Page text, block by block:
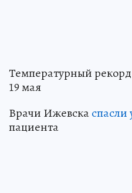
Температурный рекорд
19 мая
Врачи Ижевскаспасли
пациента